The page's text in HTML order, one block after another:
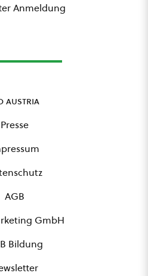
Anmeldung
austria
Presse
AGB
GmbH
Bildung